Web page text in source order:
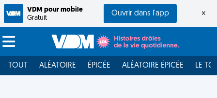
VDM pour mobile
Gratuit
Ouvrir dans l'app ×
TOUT ALÉATOIRE ÉPICÉE ALÉATOIRE ÉPICÉE LE